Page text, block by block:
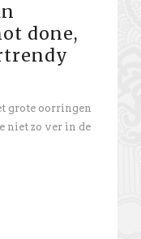
done,
grote oorringen
niet zo ver in de